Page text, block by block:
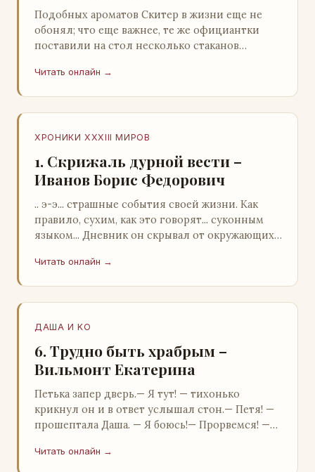
Подобных ароматов Скитер в жизни еще не
обонял; что еще важнее, те же официантки
поставили на стол несколько стаканов
Скитер опрокин…
Читать онлайн →
ХРОНИКИ XXXIII МИРОВ
1. Скрижаль дурной вести –
Иванов Борис Федорович
.. э-э... страшные события своей жизни. Как
правило, сухим, как это говорят... суконным
языком... Дневник он скрывал от окружающих.
Читать онлайн →
ДАША И KO
6. Трудно быть храбрым –
Вильмонт Екатерина
Петька запер дверь.— Я тут! — тихонько
крикнул он и в ответ услышал стон.— Петя! —
прошептала Даша. — Я боюсь!— Прорвемся! —
…
Читать онлайн →